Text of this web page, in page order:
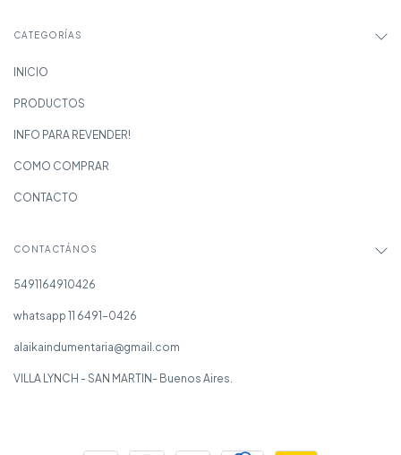
CATEGORÍAS
INICIO
PRODUCTOS
INFO PARA REVENDER!
COMO COMPRAR
CONTACTO
CONTACTÁNOS
5491164910426
whatsapp 11 6491-0426
alaikaindumentaria@gmail.com
VILLA LYNCH - SAN MARTIN- Buenos Aires.